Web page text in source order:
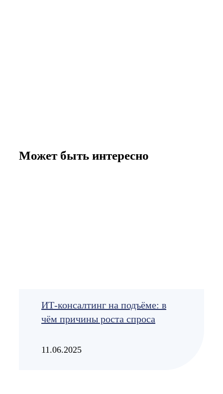
Может быть интересно
ИТ-консалтинг на подъёме: в
чём причины роста спроса
11.06.2025